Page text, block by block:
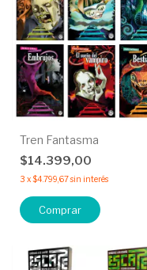
Tren Fantasma
$14.399,00
3 x$4.799,67sin interés
Comprar